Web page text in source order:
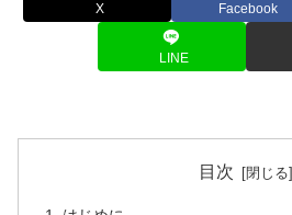
X Facebook
LINE
目次